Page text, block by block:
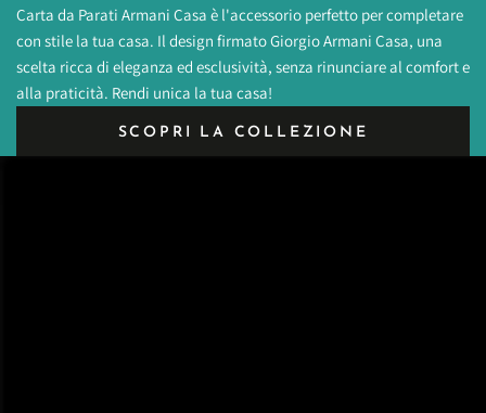
Carta da Parati Armani Casa è l'accessorio perfetto per completare
con stile la tua casa. Il design firmato Giorgio Armani Casa, una
scelta ricca di eleganza ed esclusività, senza rinunciare al comfort e
alla praticità. Rendi unica la tua casa!
SCOPRI LA COLLEZIONE